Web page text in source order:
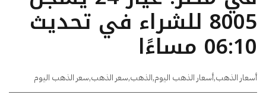
8005 للشراء في تحديث
06:10 مساءًا
أسعار الذهب,أسعار الذهب اليوم,الذهب,سعر الذهب,سعر الذهب اليوم